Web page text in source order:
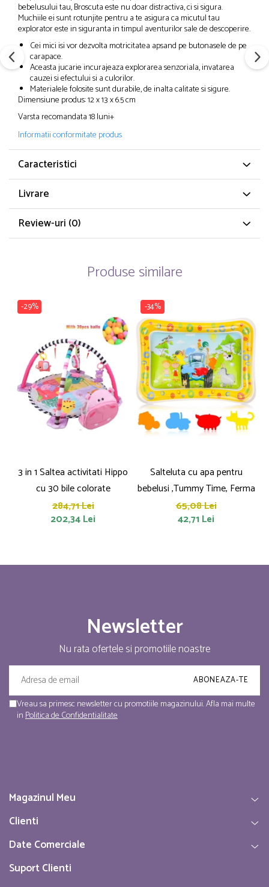
bebelusului tau, Broscuta este nu doar distractiva, ci si sigura.
Muchiile ei sunt rotunjite pentru a te asigura ca micutul tau
explorator este in siguranta in timpul aventurilor sale de descoperire.
Cei mici isi vor dezvolta motricitatea apsand pe butonasele de pe
carapace.
Aceasta jucarie incurajeaza explorarea senzoriala, invatarea
cauzei si efectului si a culorilor.
Materialele folosite sunt durabile, de inalta calitate si sigure.
Dimensiune produs: 12 x 13 x 6.5 cm
Varsta recomandata 18 luni+
Informatii conformitate produs
Caracteristici
Livrare
Review-uri (0)
Produse similare
-29%
3 in 1 Saltea activitati Hippo
cu 30 bile colorate
284,71 Lei
202,34 Lei
-34%
Salteluta cu apa pentru
bebelusi ,Tummy Time, Ferma
65,08 Lei
42,71 Lei
Newsletter
Nu rata ofertele si promotiile noastre
Vreau sa primesc newsletter cu promotiile magazinului. Afla mai multe
inPolitica de Confidentialitate
Magazinul Meu
Clienti
Date Comerciale
Suport Clienti